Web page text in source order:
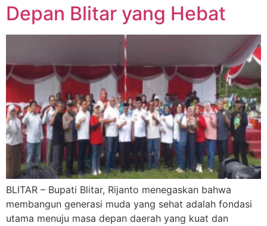
Depan Blitar yang Hebat
BLITAR – Bupati Blitar, Rijanto menegaskan bahwa
membangun generasi muda yang sehat adalah fondasi
utama menuju masa depan daerah yang kuat dan